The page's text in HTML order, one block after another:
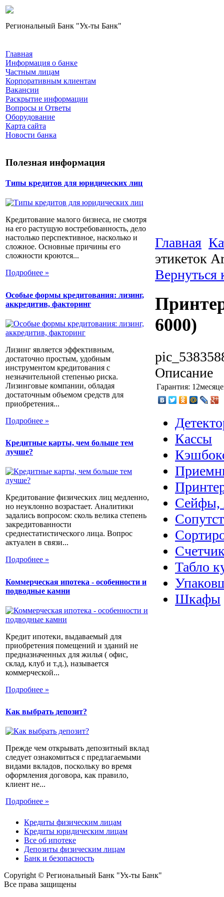
Региональный Банк "Ух-ты Банк"
Главная
Информация о банке
Частным лицам
Корпоративным клиентам
Вакансии
Раскрытие информации
Вопросы и Ответы
Оборудование
Карта сайта
Новости банка
Полезная информация
Типы кредитов для юридических лиц
Кредитование малого бизнеса, не смотря
на его растущую востребованность, дело
настолько перспективное, насколько и
сложное. Основные причины его
сложности кроются...
Подробнее »
Особые формы кредитования: лизинг,
аккредитив, факторинг
Лизинг является эффективным,
достаточно простым, удобным
инструментом кредитования с
незначительной степенью риска.
Лизинговые компании, обладая
достаточным объемом средств для
приобретения...
Подробнее »
Кредитные карты, чем больше тем
лучше?
Кредитование физических лиц медленно,
но неуклонно возрастает. Аналитики
задались вопросом: сколь велика степень
закредитованности
среднестатистического лица. Вопрос
актуален в связи...
Подробнее »
Коммерческая ипотека - особенности и
подводные камни
Кредит ипотеки, выдаваемый для
приобретения помещений и зданий не
предназначенных для жилья ( офис,
склад, клуб и т.д.), называется
коммерческой...
Подробнее »
Как выбрать депозит?
Прежде чем открывать депозитный вклад
следует ознакомиться с предлагаемыми
видами вкладов, поскольку во время
оформления договора, как правило,
клиент не...
Подробнее »
Главная
этикеток
6000)
Описание
Гарантия:
Кассы
Сейфы,
Табло
Шкафы
Кредиты физическим лицам
Кредиты юридическим лицам
Все об ипотеке
Депозиты физическим лицам
Банк и безопасность
Copyright © Региональный Банк "Ух-ты Банк"
Все права защищены